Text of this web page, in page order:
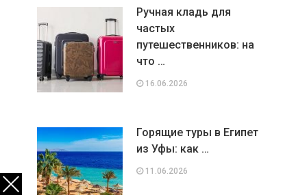
Ручная кладь для
частых
путешественников: на
что …
16.06.2026
Горящие туры в Египет
из Уфы: как …
11.06.2026